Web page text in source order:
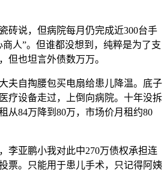
说，但病院每月仍完成近300台手
人”。但谁都没想到，纯粹是为了支
但也坦言外债数万万。
自掏腰包买电扇给患儿降温。底子
疗设备走过，上倒向病院。十年没拆
从84万降到80万，市场价月租约80
亚鹏小我对此中270万债权承担连
票。只能用于患儿手术，只记得阿姨